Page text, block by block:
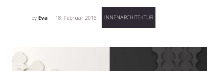
by Eva 18. Februar 2016 INNENARCHITEKTUR